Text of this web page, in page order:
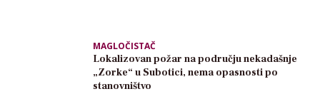
MAGLOČISTAČ
Lokalizovan požar na području nekadašnje
„Zorke“ u Subotici, nema opasnosti po
stanovništvo